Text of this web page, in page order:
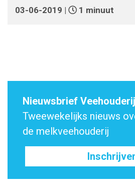
03-06-2019 | 1 minuut
Nieuwsbrief
Tweewekelijks nieuws
de melkveehouderij